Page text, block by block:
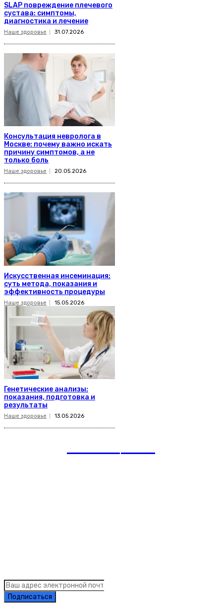
SLAP повреждение плечевого
сустава: симптомы,
диагностика и лечение
Наше здоровье 31.07.2026
Консультация невролога в
Москве: почему важно искать
причину симптомов, а не
только боль
Наше здоровье 20.05.2026
Искусственная инсеминация:
суть метода, показания и
эффективность процедуры
Наше здоровье 15.05.2026
Генетические анализы:
показания, подготовка и
результаты
Наше здоровье 13.05.2026
Подписаться